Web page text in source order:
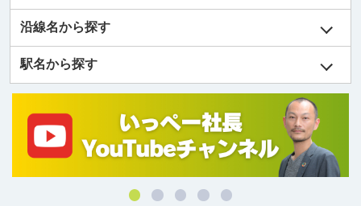
沿線名から探す
駅名から探す